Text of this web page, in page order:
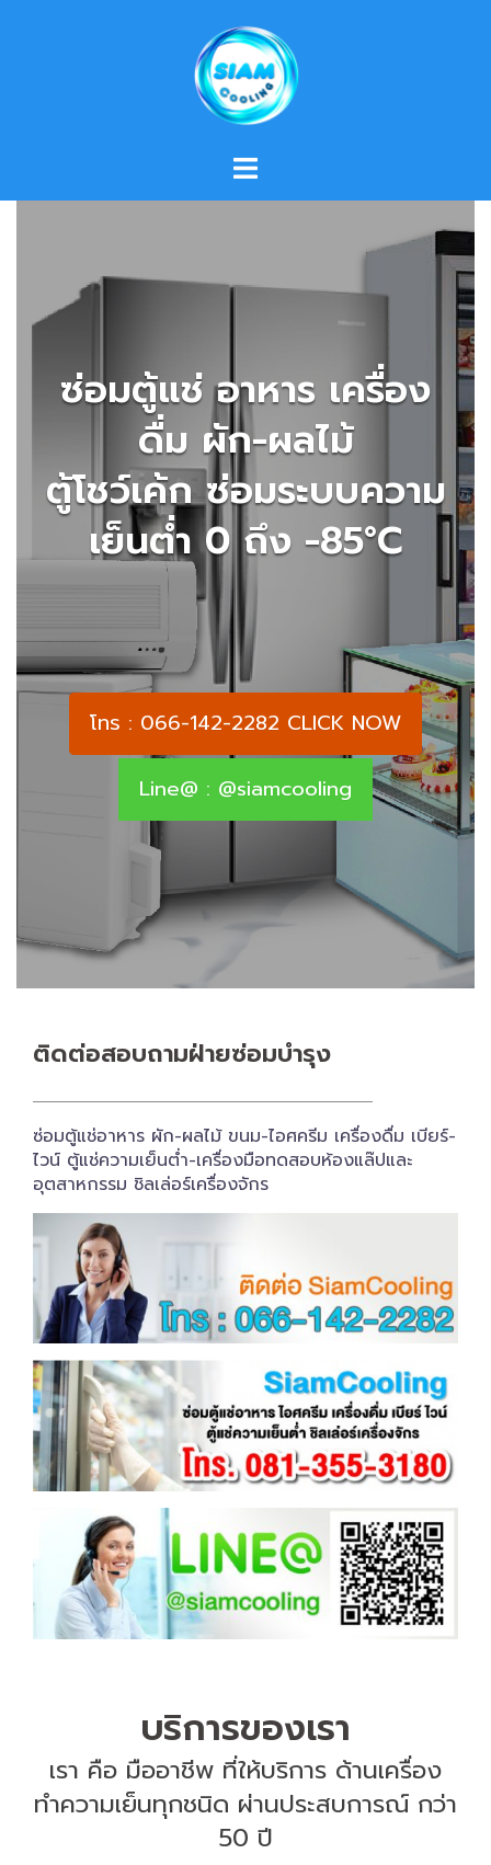
ซ่อมตู้แช่ อาหาร เครื่อง
ดื่ม ผัก-ผลไม้
ตู้โชว์เค้ก ซ่อมระบบความ
เย็นต่ำ 0 ถึง -85°C
โทร : 066-142-2282 CLICK NOW
Line@ : @siamcooling
ติดต่อสอบถาม​ฝ่ายซ่อมบำรุง
ซ่อมตู้แช่อาหาร ผัก-ผลไม้ ขนม-ไอศครีม เครื่องดื่ม เบียร์-
ไวน์ ตู้แช่ความเย็นต่ำ-เครื่องมือทดสอบห้องแล๊ปและ
อุตสาหกรรม ชิลเล่อร์เครื่อง​จักร
บริการของเรา
เรา คือ มืออาชีพ ที่ให้บริการ ด้านเครื่อง
ทำความเย็นทุกชนิด ผ่านประสบการณ์ กว่า
50 ปี